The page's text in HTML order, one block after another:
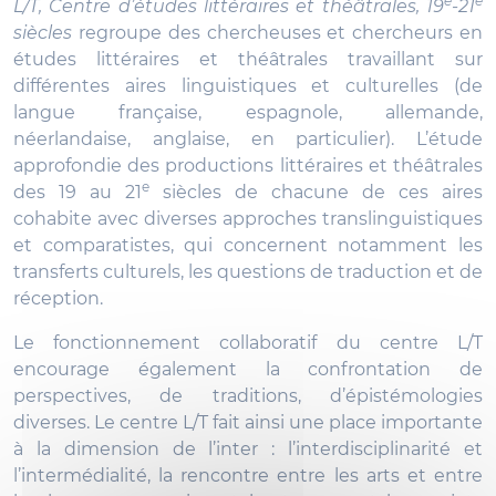
Immisch di
Padua
L/T, Centre d’études littéraires et théâtrales, 19 -21
siècles regroupe des chercheuses et chercheurs en
études littéraires et théâtrales travaillant sur
différentes aires linguistiques et culturelles (de
langue française, espagnole, allemande,
néerlandaise, anglaise, en particulier). L’étude
approfondie des productions littéraires et théâtrales
des 19 au 21e
siècles de chacune de ces aires
cohabite avec diverses approches translinguistiques
et comparatistes, qui concernent notamment les
transferts culturels, les questions de traduction et de
réception.
Le fonctionnement collaboratif du centre L/T
encourage également la confrontation de
perspectives, de traditions, d’épistémologies
diverses. Le centre L/T fait ainsi une place importante
à la dimension de l’inter : l’interdisciplinarité et
l’intermédialité, la rencontre entre les arts et entre